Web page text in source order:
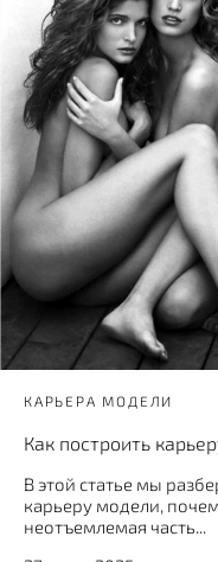
КАРЬЕРА МОДЕЛИ
Как построить
В этой статье мы
карьеру модели,
неотъемлемая часть...